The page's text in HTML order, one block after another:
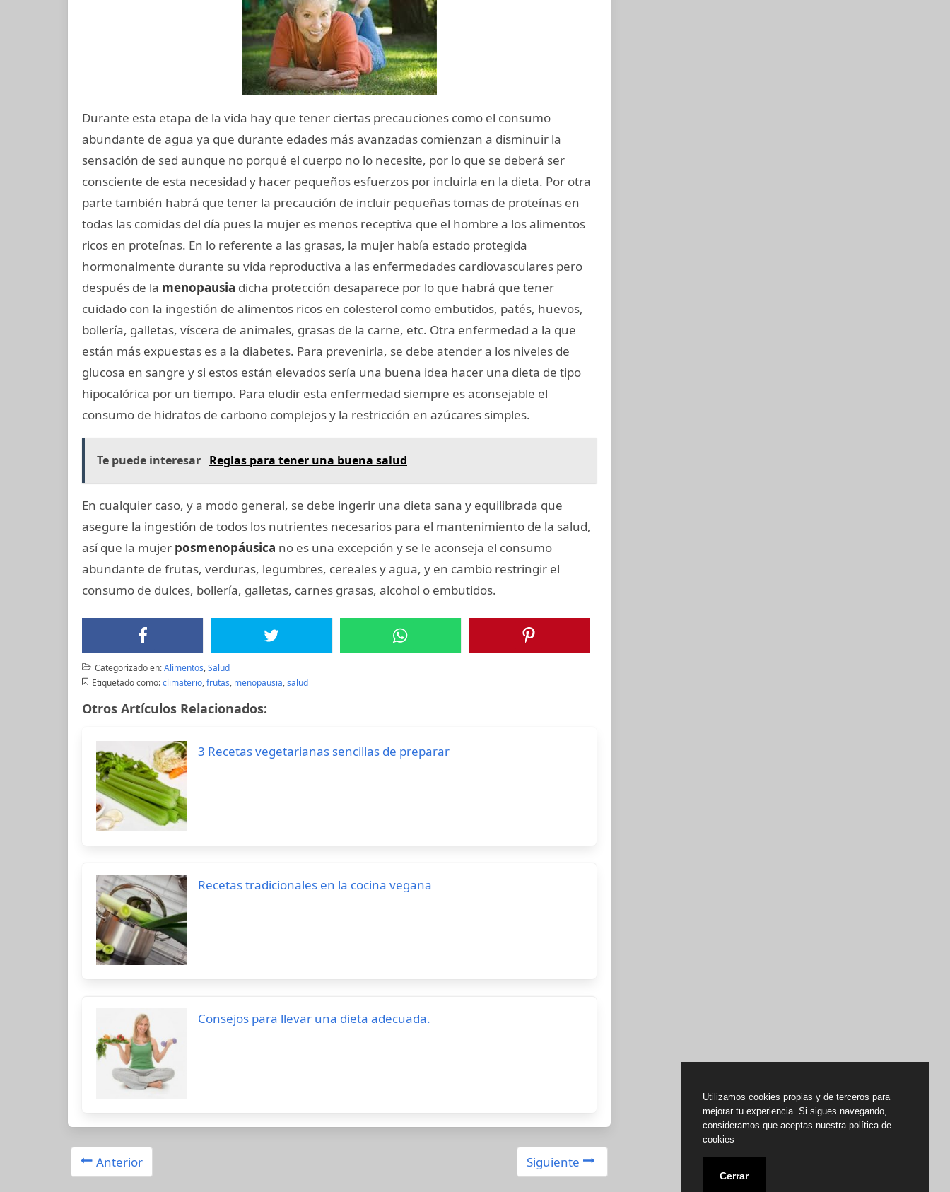
Durante esta etapa de la vida hay que tener ciertas precauciones como el consumo
abundante de agua ya que durante edades más avanzadas comienzan a disminuir la
sensación de sed aunque no porqué el cuerpo no lo necesite, por lo que se deberá ser
consciente de esta necesidad y hacer pequeños esfuerzos por incluirla en la dieta. Por otra
parte también habrá que tener la precaución de incluir pequeñas tomas de proteínas en
todas las comidas del día pues la mujer es menos receptiva que el hombre a los alimentos
ricos en proteínas. En lo referente a las grasas, la mujer había estado protegida
hormonalmente durante su vida reproductiva a las enfermedades cardiovasculares pero
después de la menopausia dicha protección desaparece por lo que habrá que tener
cuidado con la ingestión de alimentos ricos en colesterol como embutidos, patés, huevos,
bollería, galletas, víscera de animales, grasas de la carne, etc. Otra enfermedad a la que
están más expuestas es a la diabetes. Para prevenirla, se debe atender a los niveles de
glucosa en sangre y si estos están elevados sería una buena idea hacer una dieta de tipo
hipocalórica por un tiempo. Para eludir esta enfermedad siempre es aconsejable el
consumo de hidratos de carbono complejos y la restricción en azúcares simples.
Te puede interesar Reglas para tener una buena salud
En cualquier caso, y a modo general, se debe ingerir una dieta sana y equilibrada que
asegure la ingestión de todos los nutrientes necesarios para el mantenimiento de la salud,
así que la mujer posmenopáusica no es una excepción y se le aconseja el consumo
abundante de frutas, verduras, legumbres, cereales y agua, y en cambio restringir el
consumo de dulces, bollería, galletas, carnes grasas, alcohol o embutidos.
Categorizado en:Alimentos,Salud
Etiquetado como: climaterio,frutas, menopausia,salud
Otros Artículos Relacionados:
3 Recetas vegetarianas sencillas de preparar
Recetas tradicionales en la cocina vegana
Consejos para llevar una dieta adecuada.
Anterior Siguiente
Utilizamos cookies propias y de terceros para
mejorar tu experiencia. Si sigues navegando,
consideramos que aceptas nuestra política de
cookies
Cerrar